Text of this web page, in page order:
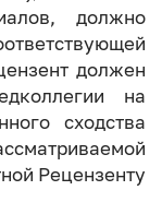
должно
должен
на
сходства
Рецензенту